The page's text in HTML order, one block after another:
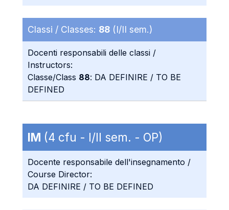
Classi / Classes: 88 (I/II sem.)
Docenti responsabili delle classi /
Instructors:
Classe/Class 88: DA DEFINIRE / TO BE
DEFINED
IM (4 cfu - I/II sem. - OP)
Docente responsabile dell'insegnamento /
Course Director:
DA DEFINIRE / TO BE DEFINED